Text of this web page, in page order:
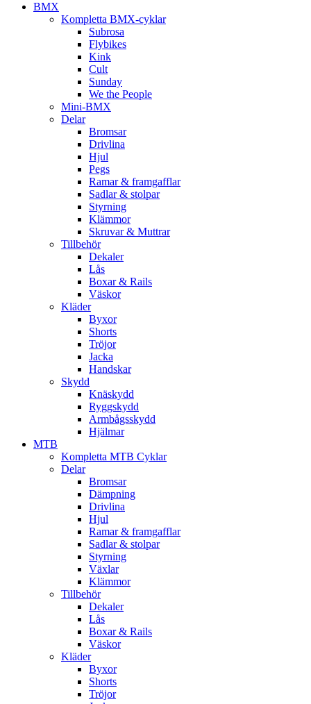
BMX
Kompletta BMX-cyklar
Subrosa
Flybikes
Kink
Cult
Sunday
We the People
Mini-BMX
Delar
Bromsar
Drivlina
Hjul
Pegs
Ramar & framgafflar
Sadlar & stolpar
Styrning
Klämmor
Skruvar & Muttrar
Tillbehör
Dekaler
Lås
Boxar & Rails
Väskor
Kläder
Byxor
Shorts
Tröjor
Jacka
Handskar
Skydd
Knäskydd
Ryggskydd
Armbågsskydd
Hjälmar
MTB
Kompletta MTB Cyklar
Delar
Bromsar
Dämpning
Drivlina
Hjul
Ramar & framgafflar
Sadlar & stolpar
Styrning
Växlar
Klämmor
Tillbehör
Dekaler
Lås
Boxar & Rails
Väskor
Kläder
Byxor
Shorts
Tröjor